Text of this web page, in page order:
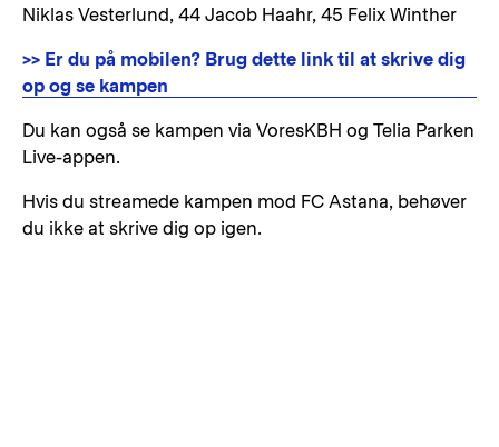
Niklas Vesterlund, 44 Jacob Haahr, 45 Felix Winther
>> Er du på mobilen? Brug dette link til at skrive dig
op og se kampen
Du kan også se kampen via VoresKBH og Telia Parken
Live-appen.
Hvis du streamede kampen mod FC Astana, behøver
du ikke at skrive dig op igen.